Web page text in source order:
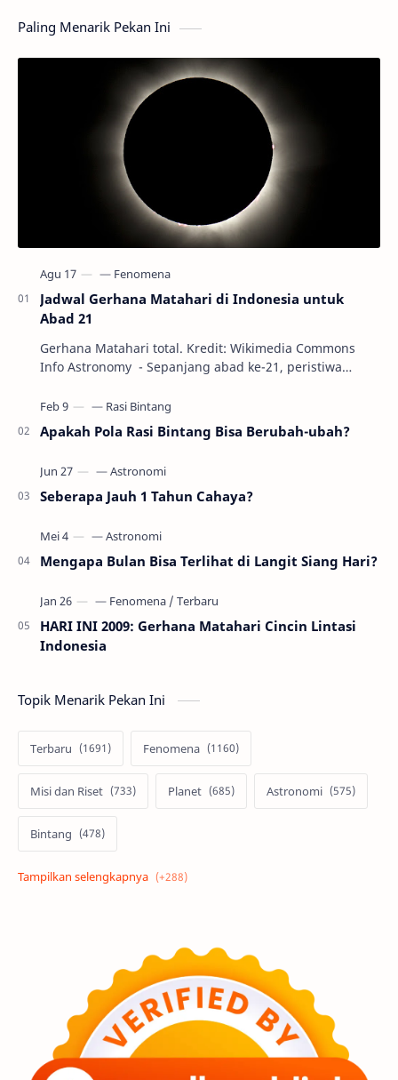
Paling Menarik Pekan Ini
Jadwal Gerhana Matahari di Indonesia untuk
Abad 21
Gerhana Matahari total. Kredit: Wikimedia Commons
Info Astronomy - Sepanjang abad ke-21, peristiwa
Apakah Pola Rasi Bintang Bisa Berubah-ubah?
Seberapa Jauh 1 Tahun Cahaya?
Mengapa Bulan Bisa Terlihat di Langit Siang Hari?
HARI INI 2009: Gerhana Matahari Cincin Lintasi
Indonesia
Topik Menarik Pekan Ini
Terbaru Fenomena
Misi dan Riset Planet Astronomi
Bintang
Alam semesta Galaksi
Tata Surya Hype
Asteroid Observasi
Premium Komet Bulan